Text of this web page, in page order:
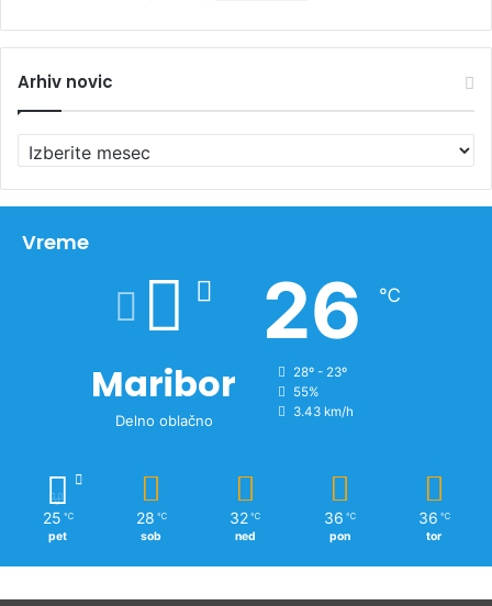
Arhiv novic
r
h
vVreme
Maribor
Delno oblačno
26 ℃
28º - 23º
55%
3.43 km/h
25 ℃
pet
28 ℃
sob
32 ℃
ned
36 ℃
pon
36 ℃
tor